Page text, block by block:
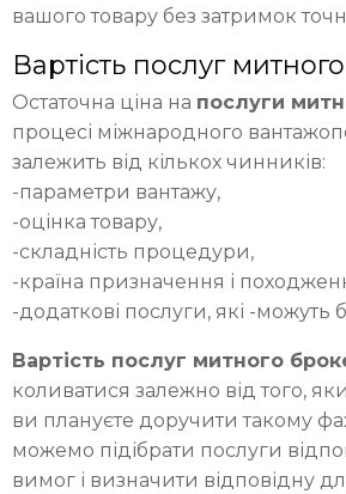
вашого товару без затримок
Вартість послуг
Остаточна ціна на послуги
процесі міжнародного
залежить від кількох чинників:
-параметри вантажу,
-оцінка товару,
-складність процедури,
-країна призначення і
-додаткові послуги, які -можуть
Вартість послуг митного
коливатися залежно від того,
ви плануєте доручити такому
можемо підібрати послуги
вимог і визначити відповідну